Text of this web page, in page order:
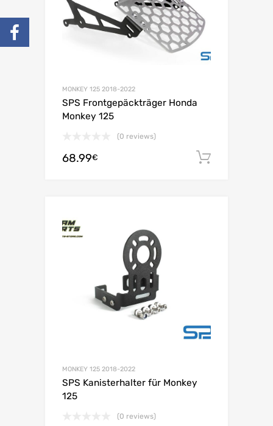
MONKEY 125 2018-2022
SPS Frontgepäckträger Honda
Monkey 125
(0 reviews)
68.99€
MONKEY 125 2018-2022
SPS Kanisterhalter für Monkey
125
(0 reviews)